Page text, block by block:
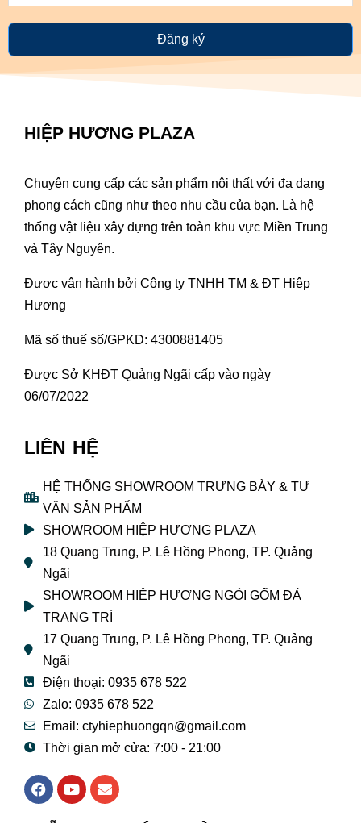
Đăng ký
HIỆP HƯƠNG PLAZA
Chuyên cung cấp các sản phẩm nội thất với đa dạng
phong cách cũng như theo nhu cầu của bạn. Là hệ
thống vật liệu xây dựng trên toàn khu vực Miền Trung
và Tây Nguyên.
Được vận hành bởi Công ty TNHH TM & ĐT Hiệp
Hương
Mã số thuế số/GPKD: 4300881405
Được Sở KHĐT Quảng Ngãi cấp vào ngày
06/07/2022
LIÊN HỆ
HỆ THỐNG SHOWROOM TRƯNG BÀY & TƯ
VẤN SẢN PHẨM
SHOWROOM HIỆP HƯƠNG PLAZA
18 Quang Trung, P. Lê Hồng Phong, TP. Quảng
Ngãi
SHOWROOM HIỆP HƯƠNG NGÓI GỐM ĐÁ
TRANG TRÍ
17 Quang Trung, P. Lê Hồng Phong, TP. Quảng
Ngãi
Điện thoại: 0935 678 522
Zalo: 0935 678 522
Email: ctyhiephuongqn@gmail.com
Thời gian mở cửa: 7:00 - 21:00
F
a
Y
o
E
n